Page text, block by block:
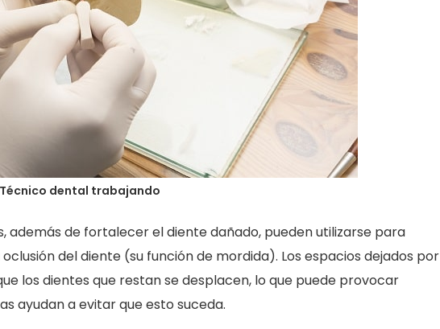
Técnico dental trabajando
además de fortalecer el diente dañado, pueden utilizarse para
del diente (su función de mordida). Los espacios dejados por
los dientes que restan se desplacen, lo que puede provocar
ayudan a evitar que esto suceda.